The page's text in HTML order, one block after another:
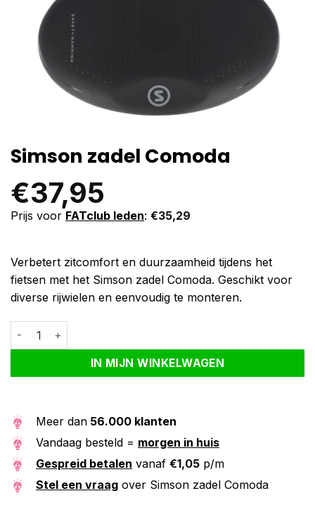
Simson zadel Comoda
€37,95
Prijs voor FATclub leden: €35,29
Verbetert zitcomfort en duurzaamheid tijdens het
fietsen met het Simson zadel Comoda. Geschikt voor
diverse rijwielen en eenvoudig te monteren.
Simson zadel Comoda aantal
IN MIJN WINKELWAGEN
Alternative:
Meer dan 56.000 klanten
Vandaag besteld = morgen in huis
Gespreid betalen vanaf €1,05 p/m
Stel een vraag over Simson zadel Comoda